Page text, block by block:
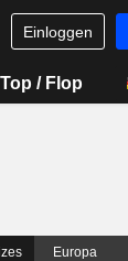
Einloggen
Top / Flop
Europa